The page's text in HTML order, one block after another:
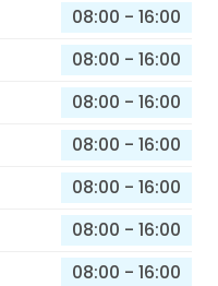
08:00 - 16:00
08:00 - 16:00
08:00 - 16:00
08:00 - 16:00
08:00 - 16:00
08:00 - 16:00
08:00 - 16:00